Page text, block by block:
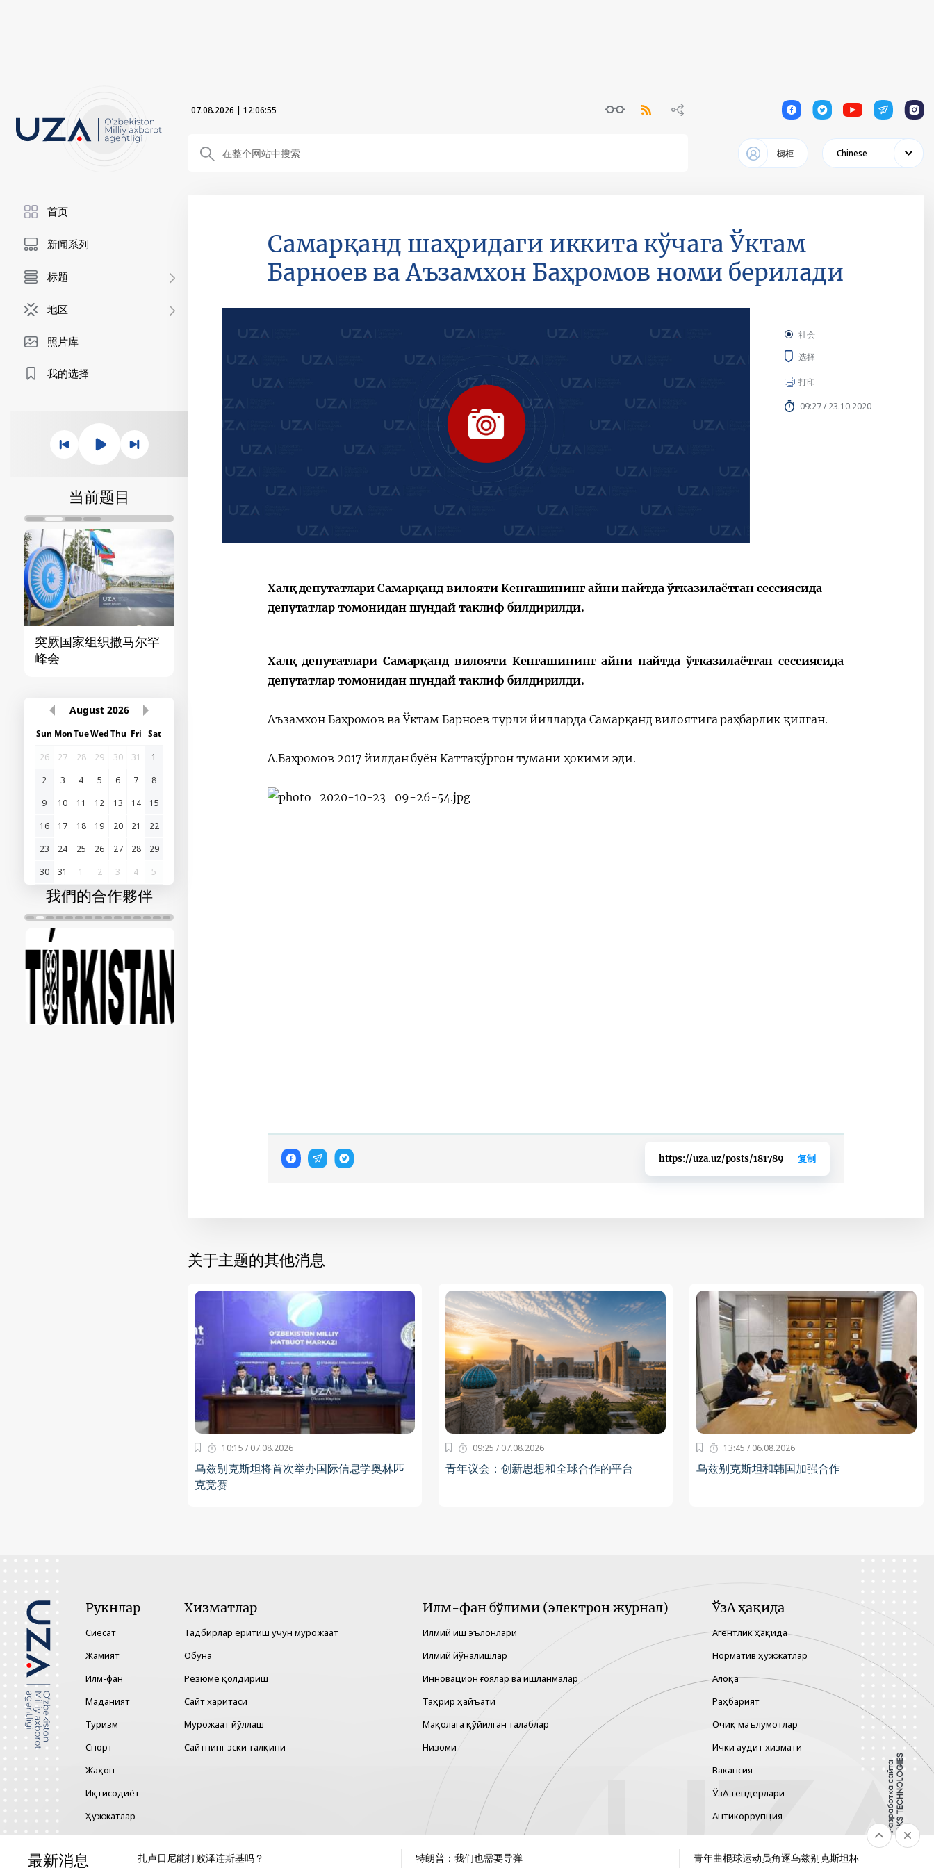
07.08.2026 | 12:06:56 1 1 1 1 1
橱柜 Chinese
首页
新闻系列
标题
地区
照片库
我的选择
当前题目
突厥国家组织撒马尔罕
峰会
August 2026
Sun MonTueWedThu Fri Sat
26
27 28 29 30 31
1
2
3 4 5 6 7
8
9
10 11 12 13 14
15
16
17 18 19 20 21
22
23
24 25 26 27 28
29
30
31 1 2 3 4 5
我們的合作夥伴
Самарқанд шаҳридаги иккита кўчага Ўктам
Барноев ва Аъзамхон Баҳромов номи берилади
社会
选择
打印
09:27 / 23.10.2020
Халқ депутатлари Самарқанд вилояти Кенгашининг айни пайтда ўтказилаётган сессиясида
депутатлар томонидан шундай таклиф билдирилди.
Халқ депутатлари Самарқанд вилояти Кенгашининг айни пайтда ўтказилаётган сессиясида
депутатлар томонидан шундай таклиф билдирилди.
Аъзамхон Баҳромов ва Ўктам Барноев турли йилларда Самарқанд вилоятига раҳбарлик қилган.
А.Баҳромов 2017 йилдан буён Каттақўрғон тумани ҳокими эди.
https://uza.uz/posts/181789 复制
关于主题的其他消息
10:15 / 07.08.2026
乌兹别克斯坦将首次举办国际信息学奥林匹
克竞赛
09:25 / 07.08.2026
青年议会：创新思想和全球合作的平台
13:45 / 06.08.2026
乌兹别克斯坦和韩国加强合作
最新消息 扎卢日尼能打败泽连斯基吗？ 特朗普：我们也需要导弹 青年曲棍球运动员角逐乌兹别克斯坦杯
Рукнлар
Сиёсат
Жамият
Илм-фан
Маданият
Туризм
Спорт
Жаҳон
Иқтисодиёт
Ҳужжатлар
Технология
Хизматлар
Тадбирлар ёритиш учун мурожаат
Обуна
Резюме қолдириш
Сайт харитаси
Мурожаат йўллаш
Сайтнинг эски талқини
Илм-фан бўлими (электрон журнал)
Илмий иш эълонлари
Илмий йўналишлар
Инновацион ғоялар ва ишланмалар
Таҳрир ҳайъати
Мақолага қўйилган талаблар
Низоми
ЎзА ҳақида
Агентлик ҳақида
Норматив ҳужжатлар
Алоқа
Раҳбарият
Очиқ маълумотлар
Ички аудит хизмати
Вакансия
ЎзА тендерлари
Антикоррупция
Гендер тенглик
Хавфларни бошқариш